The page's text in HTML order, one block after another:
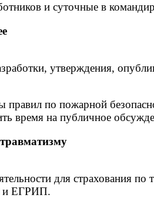
и суточные в
утверждения,
по пожарной
время на публичное
для страхования
и ЕГРИП.